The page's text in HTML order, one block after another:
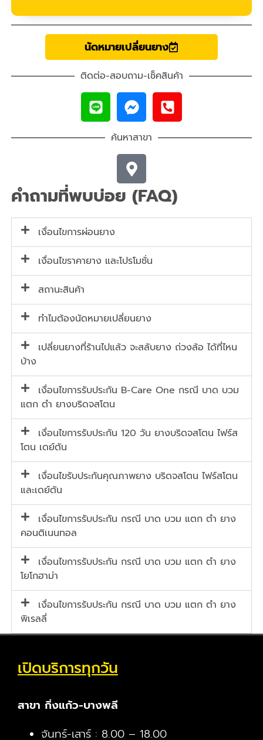
นัดหมายเปลี่ยนยาง
ติดต่อ-สอบถาม-เช็คสินค้า
ค้นหาสาขา
คำถามที่พบบ่อย (FAQ)
เงื่อนไขการผ่อนยาง
เงื่อนไขราคายาง และโปรโมชั่น
สถานะสินค้า
ทำไมต้องนัดหมายเปลี่ยนยาง
เปลี่ยนยางที่ร้านไปแล้ว จะสลับยาง ถ่วงล้อ ได้ที่ไหน
บ้าง
เงื่อนไขการรับประกัน B-Care One กรณี บาด บวม
แตก ตำ ยางบริดจสโตน
เงื่อนไขการรับประกัน 120 วัน ยางบริดจสโตน ไฟร์ส
โตน เดย์ตัน
เงื่อนไขรับประกันคุณภาพยาง บริดจสโตน ไฟร์สโตน
และเดย์ตัน
เงื่อนไขการรับประกัน กรณี บาด บวม แตก ตำ ยาง
คอนติเนนทอล
เงื่อนไขการรับประกัน กรณี บาด บวม แตก ตำ ยาง
โยโกฮาม่า
เงื่อนไขการรับประกัน กรณี บาด บวม แตก ตำ ยาง
พิเรลลี่
เปิดบริการทุกวัน
สาขา กิ่งแก้ว-บางพลี
จันทร์-เสาร์ : 8.00 – 18.00